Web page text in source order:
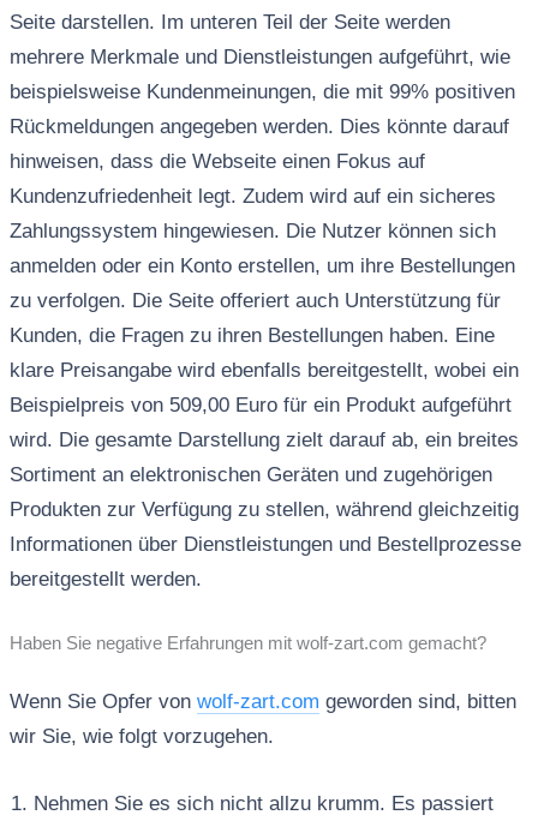
Seite darstellen. Im unteren Teil der Seite werden
mehrere Merkmale und Dienstleistungen aufgeführt, wie
beispielsweise Kundenmeinungen, die mit 99% positiven
Rückmeldungen angegeben werden. Dies könnte darauf
hinweisen, dass die Webseite einen Fokus auf
Kundenzufriedenheit legt. Zudem wird auf ein sicheres
Zahlungssystem hingewiesen. Die Nutzer können sich
anmelden oder ein Konto erstellen, um ihre Bestellungen
zu verfolgen. Die Seite offeriert auch Unterstützung für
Kunden, die Fragen zu ihren Bestellungen haben. Eine
klare Preisangabe wird ebenfalls bereitgestellt, wobei ein
Beispielpreis von 509,00 Euro für ein Produkt aufgeführt
wird. Die gesamte Darstellung zielt darauf ab, ein breites
Sortiment an elektronischen Geräten und zugehörigen
Produkten zur Verfügung zu stellen, während gleichzeitig
Informationen über Dienstleistungen und Bestellprozesse
bereitgestellt werden.
Haben Sie negative Erfahrungen mit wolf-zart.com gemacht?
Wenn Sie Opfer von wolf-zart.com geworden sind, bitten
wir Sie, wie folgt vorzugehen.
Nehmen Sie es sich nicht allzu krumm. Es passiert